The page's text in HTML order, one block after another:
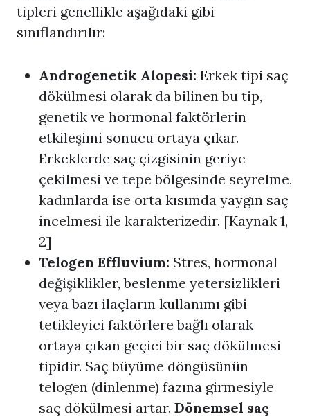
tipleri genellikle aşağıdaki gibi
sınıflandırılır:
Androgenetik Alopesi: Erkek tipi saç
dökülmesi olarak da bilinen bu tip,
genetik ve hormonal faktörlerin
etkileşimi sonucu ortaya çıkar.
Erkeklerde saç çizgisinin geriye
çekilmesi ve tepe bölgesinde seyrelme,
kadınlarda ise orta kısımda yaygın saç
incelmesi ile karakterizedir. [Kaynak 1,
2]
Telogen Effluvium: Stres, hormonal
değişiklikler, beslenme yetersizlikleri
veya bazı ilaçların kullanımı gibi
tetikleyici faktörlere bağlı olarak
ortaya çıkan geçici bir saç dökülmesi
tipidir. Saç büyüme döngüsünün
telogen (dinlenme) fazına girmesiyle
saç dökülmesi artar. Dönemsel saç